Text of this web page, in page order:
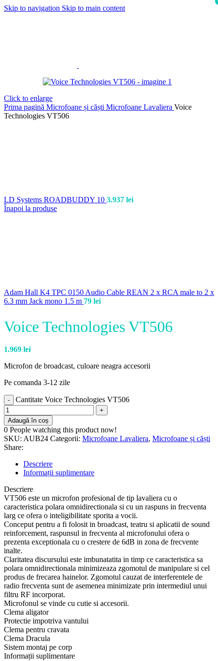
Skip to navigation Skip to main content
Click to enlarge
Prima pagină Microfoane și căști Microfoane Lavaliera Voice
Technologies VT506
LD Systems ROADBUDDY 10 3.937 lei
Înapoi la produse
Adam Hall K4 TPC 0150 Audio Cable REAN 2 x RCA male to 2 x
6.3 mm Jack mono 1.5 m 79 lei
Voice Technologies VT506
1.969 lei
Microfon de broadcast, culoare neagra accesorii
Pe comanda 3-12 zile
Cantitate Voice Technologies VT506
Adaugă în coș
0 People watching this product now!
SKU: AUB24 Categorii: Microfoane Lavaliera, Microfoane și căști
Share:
Descriere
Informații suplimentare
Descriere
VT506 este un microfon profesional de tip lavaliera cu o
caracteristica polara omnidirectionala si cu un raspuns in frecventa
larg ce ofera o inteligibilitate sporita a vocii.
Conceput pentru a fi folosit in broadcast, teatru si aplicatii de sound
reinforcement, raspunsul in frecventa al microfonului ofera o
prezenta exceptionala cu o crestere de 6dB in zona de frecvente
inalte.
Claritatea discursului este imbunatatita in timp ce caracteristica sa
polara omnidirectionala minimizeaza zgomotul de manipulare si cel
produs de frecarea hainelor. Zgomotul cauzat de interferentele de
radio frecventa sunt de asemenea minimizate prin intermediul unui
filtru RF incorporat.
Microfonul se vinde cu cutie si accesorii.
Clema aligator
Protectie impotriva vantului
Clema pentru cravata
Clema Dracula
Sistem montaj pe corp
Informații suplimentare